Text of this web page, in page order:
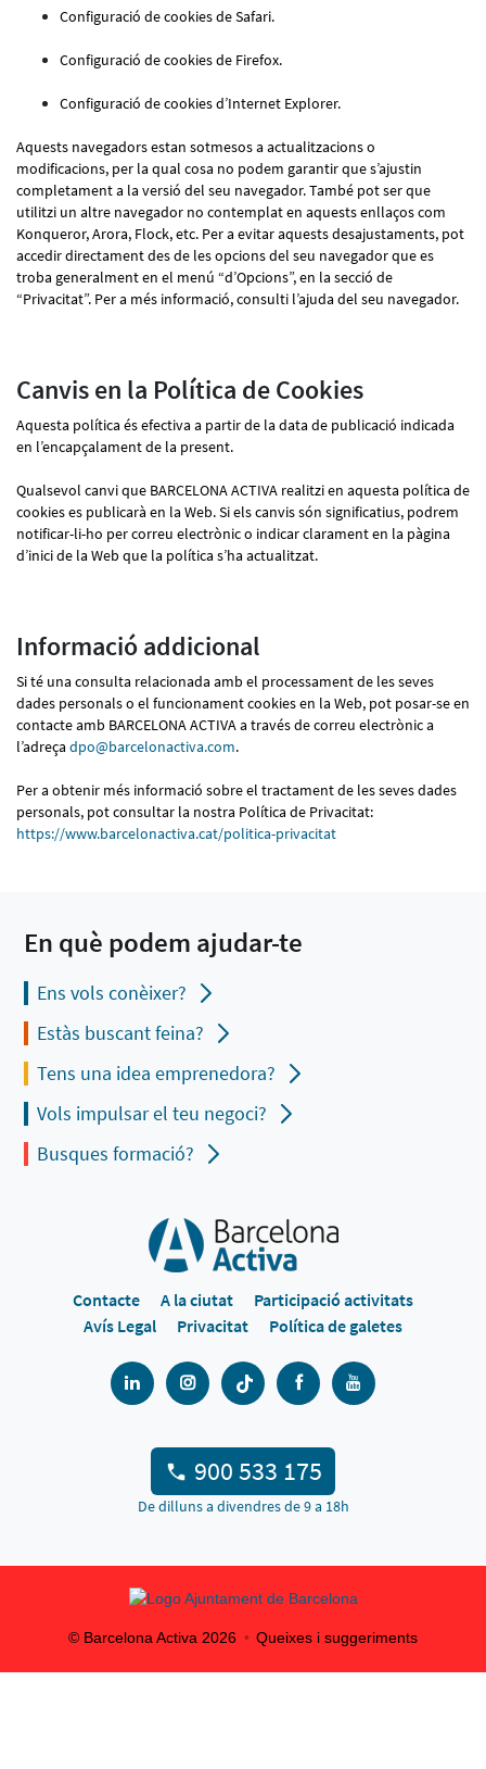
Configuració de cookies de Safari.
Configuració de cookies de Firefox.
Configuració de cookies d’Internet Explorer.
Aquests navegadors estan sotmesos a actualitzacions o
modificacions, per la qual cosa no podem garantir que s’ajustin
completament a la versió del seu navegador. També pot ser que
utilitzi un altre navegador no contemplat en aquests enllaços com
Konqueror, Arora, Flock, etc. Per a evitar aquests desajustaments, pot
accedir directament des de les opcions del seu navegador que es
troba generalment en el menú “d’Opcions”, en la secció de
“Privacitat”. Per a més informació, consulti l’ajuda del seu navegador.
Canvis en la Política de Cookies
Aquesta política és efectiva a partir de la data de publicació indicada
en l’encapçalament de la present.
Qualsevol canvi que BARCELONA ACTIVA realitzi en aquesta política de
cookies es publicarà en la Web. Si els canvis són significatius, podrem
notificar-li-ho per correu electrònic o indicar clarament en la pàgina
d’inici de la Web que la política s’ha actualitzat.
Informació addicional
Si té una consulta relacionada amb el processament de les seves
dades personals o el funcionament cookies en la Web, pot posar-se en
contacte amb BARCELONA ACTIVA a través de correu electrònic a
l’adreça dpo@barcelonactiva.com.
Per a obtenir més informació sobre el tractament de les seves dades
personals, pot consultar la nostra Política de Privacitat:
https://www.barcelonactiva.cat/politica-privacitat
En què podem ajudar-te
Ens vols conèixer?
Estàs buscant feina?
Tens una idea emprenedora?
Vols impulsar el teu negoci?
Busques formació?
Contacte A la ciutat
Participació activitats
Avís Legal
Privacitat Política de galetes
900 533 175
De dilluns a divendres de 9 a 18h
© Barcelona Activa 2026 Queixes i suggeriments